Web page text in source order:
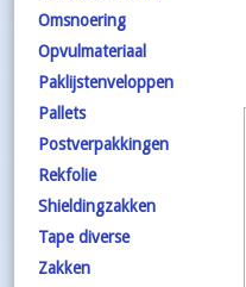
Omsnoering
Opvulmateriaal
Paklijstenveloppen
Pallets
Postverpakkingen
Rekfolie
Shieldingzakken
Tape diverse
Zakken